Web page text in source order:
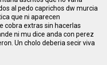
al pedo caprichos dw murcia
que ni aparecen
cobra extras sin hacerlas
ni mu dice anda con perez
Un cholo deberia secir viva